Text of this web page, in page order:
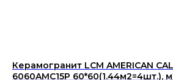
Керамогранит LCM AMERICAN
6060AMC15P 60*60(1.44м2=4шт.),